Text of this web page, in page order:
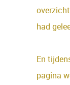
had
En
pagina